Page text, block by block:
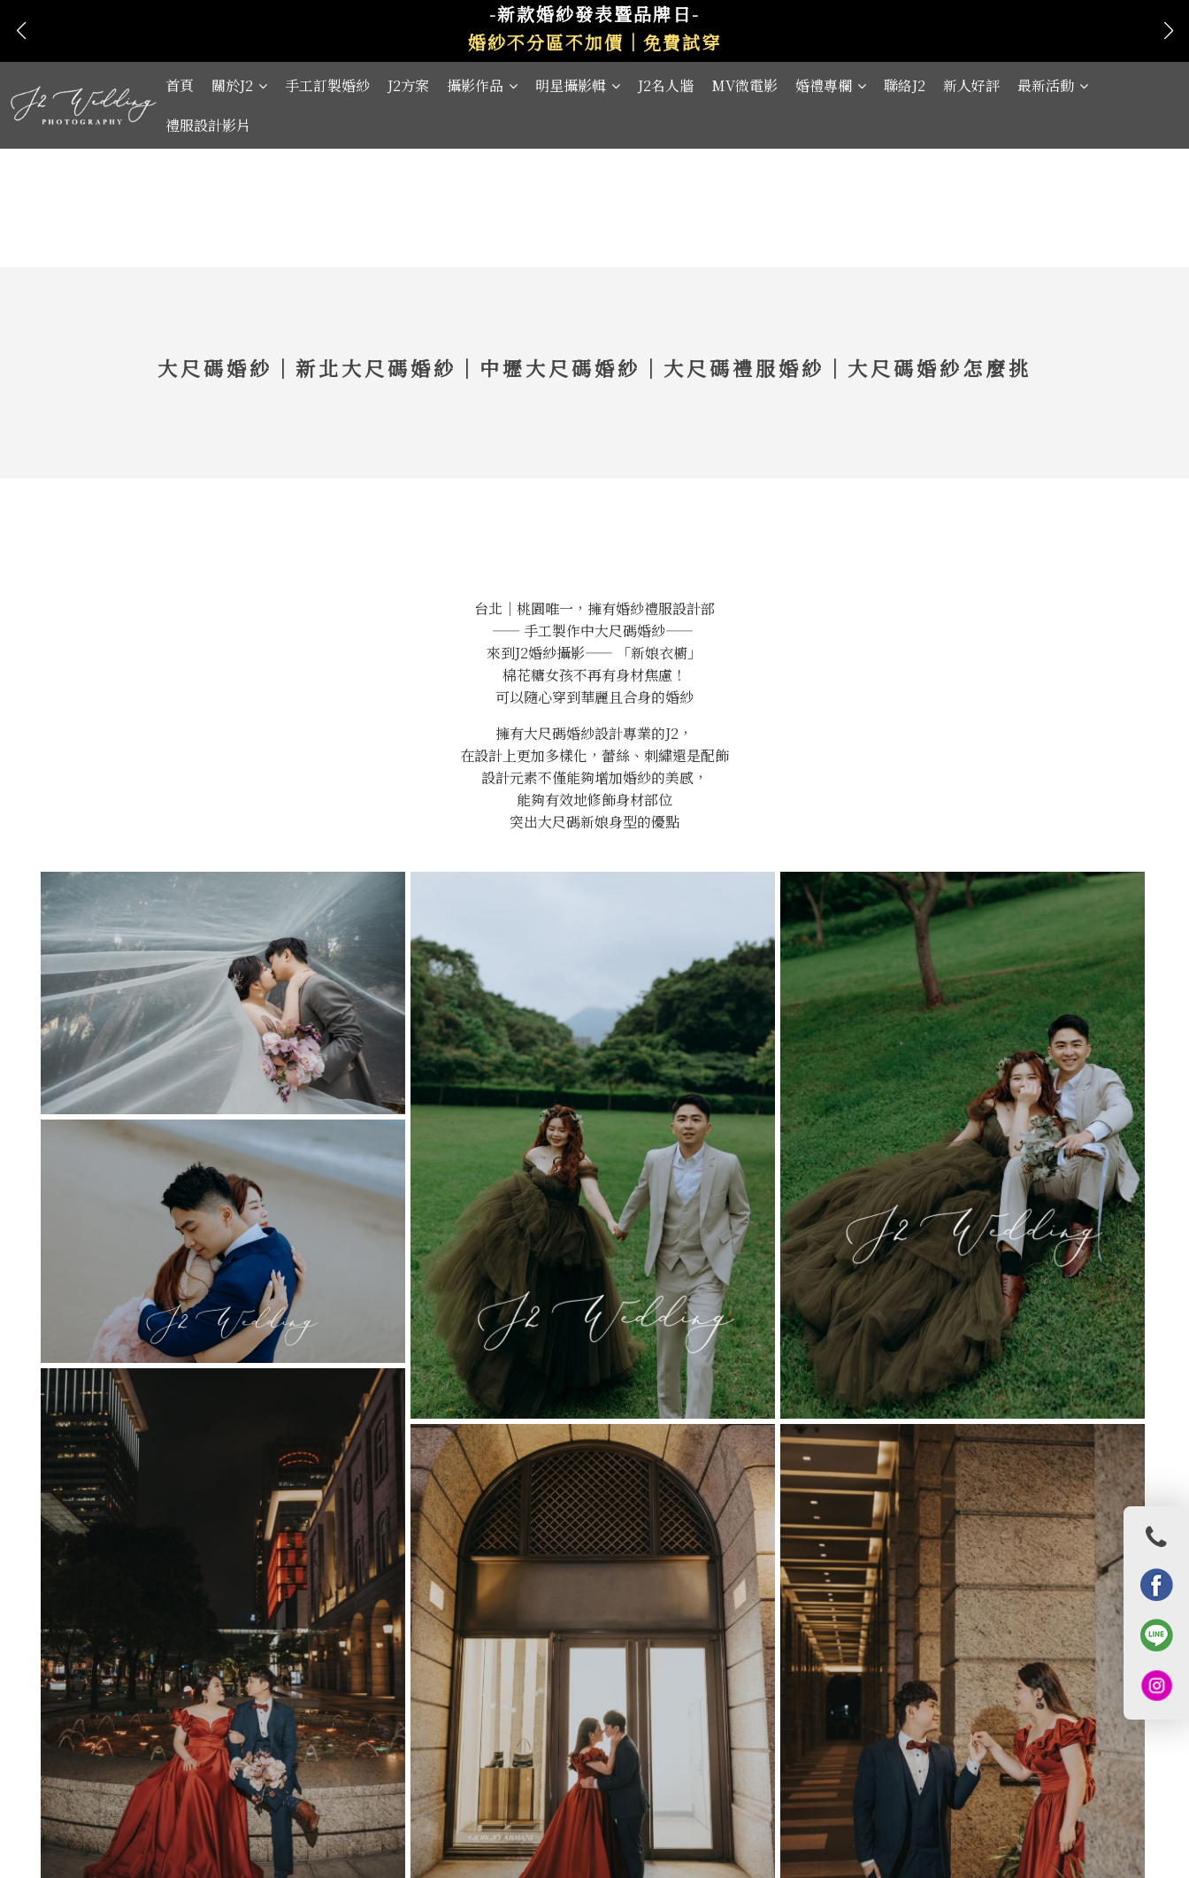
-新款婚紗發表暨品牌日-
婚紗不分區不加價｜免費試穿
首頁 關於J2 手工訂製婚紗 J2方案 攝影作品 明星攝影輯 J2名人牆 MV微電影 婚禮專欄 聯絡J2 新人好評
最新活動
禮服設計影片
大尺碼婚紗｜新北大尺碼婚紗｜中壢大尺碼婚紗｜大尺碼禮服婚紗｜大尺碼婚紗怎麼挑
台北｜桃園唯一，擁有婚紗禮服設計部
—— 手工製作中大尺碼婚紗——
來到J2婚紗攝影—— 「新娘衣櫥」
棉花糖女孩不再有身材焦慮！
可以隨心穿到華麗且合身的婚紗
擁有大尺碼婚紗設計專業的J2，
在設計上更加多樣化，蕾絲、刺繡還是配飾
設計元素不僅能夠增加婚紗的美感，
能夠有效地修飾身材部位
突出大尺碼新娘身型的優點